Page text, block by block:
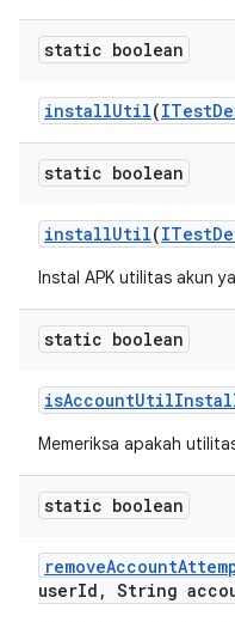
static boolean
installUtil(ITest
static boolean
installUtil(ITest
Instal APK utilitas akun
static boolean
isAccountUtil
Memeriksa apakah
static boolean
removeAccount
userId , String